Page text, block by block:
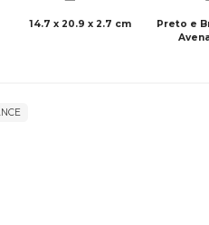
14.7 x 20.9 x 2.7 cm
Preto e